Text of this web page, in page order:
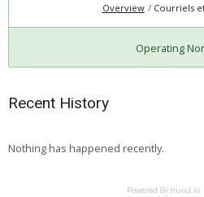
Overview Courriels
Operating
Recent History
Nothing has happened recently.
Powered By Hund.io